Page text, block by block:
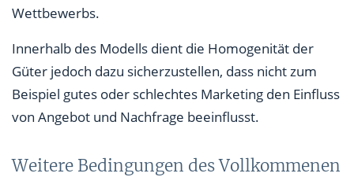
Wettbewerbs.
Innerhalb des Modells dient die Homogenität der
Güter jedoch dazu sicherzustellen, dass nicht zum
Beispiel gutes oder schlechtes Marketing den Einfluss
von Angebot und Nachfrage beeinflusst.
Weitere Bedingungen des Vollkommenen